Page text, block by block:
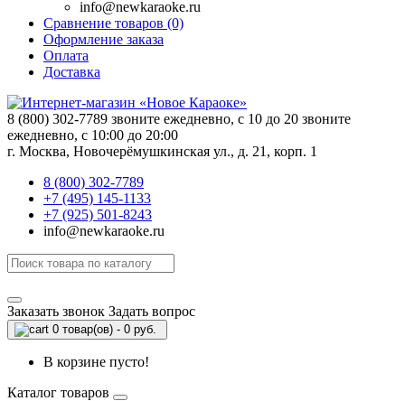
info@newkaraoke.ru
Сравнение товаров (0)
Оформление заказа
Оплата
Доставка
8 (800) 302-7789 звоните ежедневно, с 10 до 20 звоните
ежедневно, с 10:00 до 20:00
г. Москва, Новочерёмушкинская ул., д. 21, корп. 1
8 (800) 302-7789
+7 (495) 145-1133
+7 (925) 501-8243
info@newkaraoke.ru
Заказать звонок Задать вопрос
0 товар(ов) - 0 руб.
В корзине пусто!
Каталог товаров